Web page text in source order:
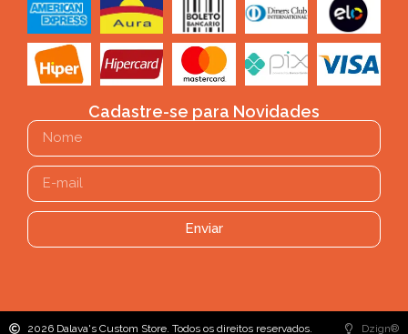
Cadastre-se para Novidades
Enviar
2026 Dalava's Custom Store. Todos os direitos reservados. Dzign®